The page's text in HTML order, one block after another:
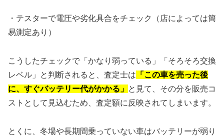
・テスターで電圧や劣化具合をチェック（店によっては簡
易測定あり）
こうしたチェックで「かなり弱っている」「そろそろ交換
レベル」と判断されると、査定士は 「この車を売った後
に、すぐバッテリー代がかかる」 と見て、その分を販売コ
ストとして見込むため、査定額に反映されてしまいます。
とくに、冬場や長期間乗っていない車はバッテリーが弱り